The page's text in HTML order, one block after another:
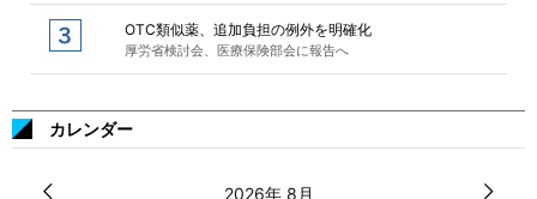
OTC類似薬、追加負担の例外を明確化
厚労省検討会、医療保険部会に報告へ
カレンダー
2026年 8月